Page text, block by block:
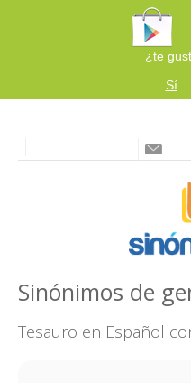
¿te
Sí
Sinónimos de
Tesauro en Español